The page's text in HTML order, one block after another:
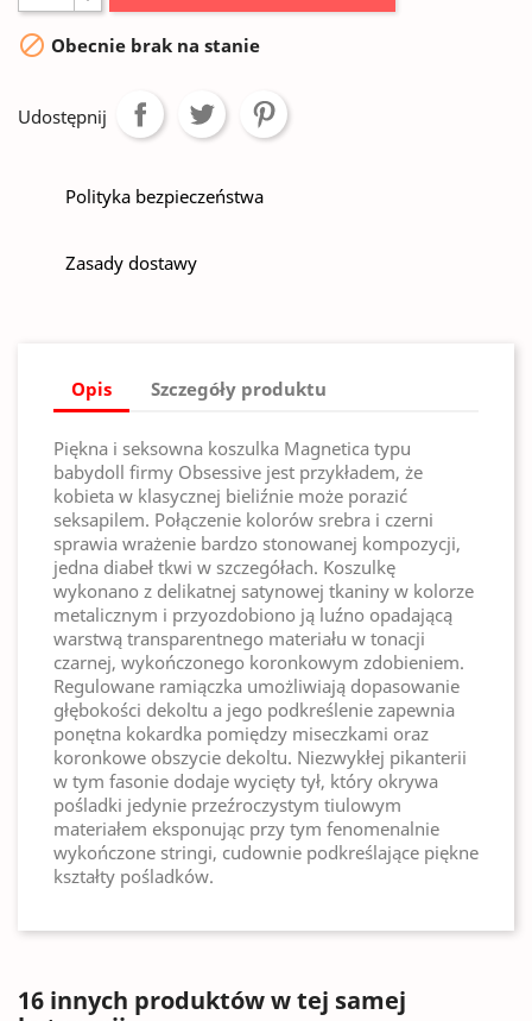
 Obecnie brak na stanie
Udostępnij
Polityka bezpieczeństwa
Zasady dostawy
Opis Szczegóły produktu
Piękna i seksowna koszulka Magnetica typu
babydoll firmy Obsessive jest przykładem, że
kobieta w klasycznej bieliźnie może porazić
seksapilem. Połączenie kolorów srebra i czerni
sprawia wrażenie bardzo stonowanej kompozycji,
jedna diabeł tkwi w szczegółach. Koszulkę
wykonano z delikatnej satynowej tkaniny w kolorze
metalicznym i przyozdobiono ją luźno opadającą
warstwą transparentnego materiału w tonacji
czarnej, wykończonego koronkowym zdobieniem.
Regulowane ramiączka umożliwiają dopasowanie
głębokości dekoltu a jego podkreślenie zapewnia
ponętna kokardka pomiędzy miseczkami oraz
koronkowe obszycie dekoltu. Niezwykłej pikanterii
w tym fasonie dodaje wycięty tył, który okrywa
pośladki jedynie przeźroczystym tiulowym
materiałem eksponując przy tym fenomenalnie
wykończone stringi, cudownie podkreślające piękne
kształty pośladków.
16 innych produktów w tej samej